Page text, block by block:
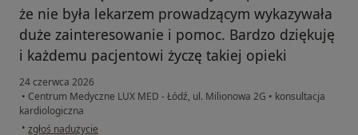
że nie była lekarzem prowadzącym wykazywała
duże zainteresowanie i pomoc. Bardzo dziękuję
i każdemu pacjentowi życzę takiej opieki
24 czerwca 2026
• Centrum Medyczne LUX MED - Łódź, ul. Milionowa 2G • konsultacja
kardiologiczna
• w opinii użytkownika Paweł
zgłoś nadużycie